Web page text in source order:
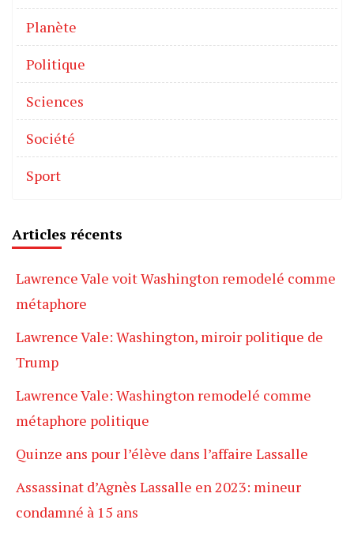
Planète
Politique
Sciences
Société
Sport
Articles récents
Lawrence Vale voit Washington remodelé comme
métaphore
Lawrence Vale: Washington, miroir politique de
Trump
Lawrence Vale: Washington remodelé comme
métaphore politique
Quinze ans pour l’élève dans l’affaire Lassalle
Assassinat d’Agnès Lassalle en 2023: mineur
condamné à 15 ans